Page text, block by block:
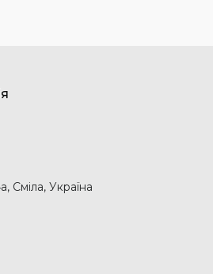
Сміла, Україна